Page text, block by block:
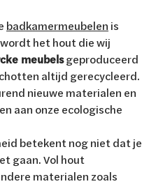
badkamermeubelen is
het hout die wij
meubelsgeproduceerd
altijd gerecycleerd.
nieuwe materialen en
aan onze ecologische
betekent nog niet dat je
gaan. Vol hout
materialen zoals